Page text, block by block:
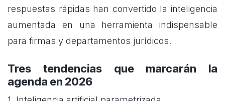
respuestas rápidas han convertido la inteligencia
aumentada en una herramienta indispensable
para firmas y departamentos jurídicos.
Tres tendencias que marcarán la
agenda en 2026